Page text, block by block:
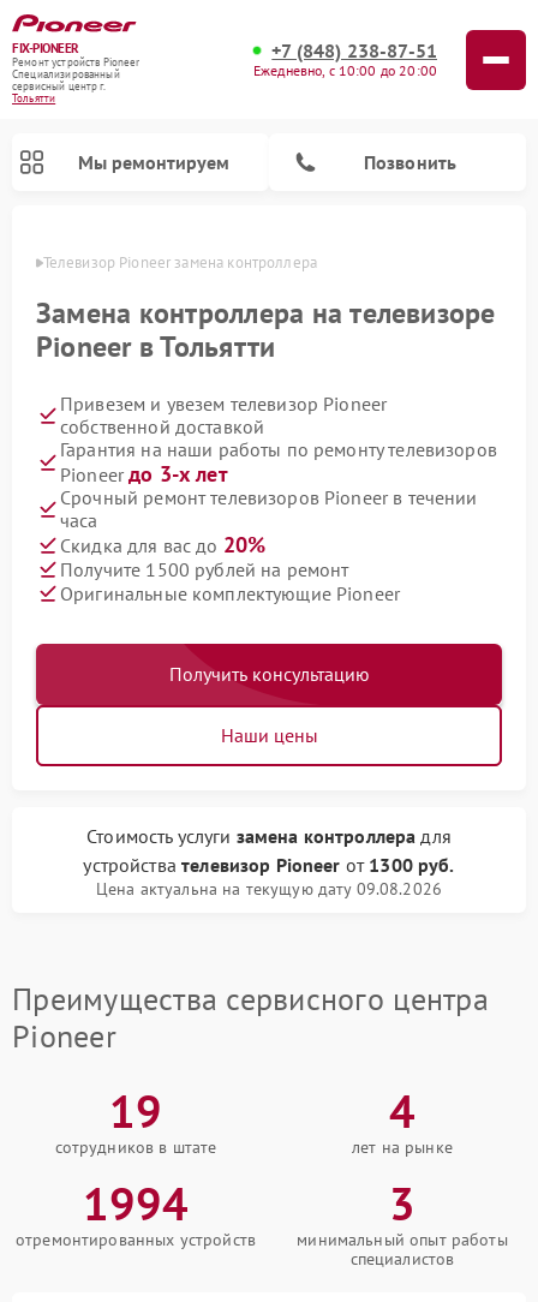
FIX-PIONEER
Ремонт устройств Pioneer
Специализированный
cервисный центр г.
Тольятти
+7 (848) 238-87-51
Ежедневно, с 10:00 до 20:00
Мы ремонтируем Позвонить
Телевизор Pioneer замена контроллера
Замена контроллера на телевизоре
Pioneer в Тольятти
Привезем и увезем телевизор Pioneer
собственной доставкой
Гарантия на наши работы по ремонту телевизоров
Pioneerдо 3-х лет
Срочный ремонт телевизоров Pioneer в течении
часа
Скидка для вас до 20%
Получите 1500 рублей на ремонт
Оригинальные комплектующие Pioneer
Получить консультацию
Наши цены
Стоимость услуги замена контроллера для
устройствателевизор Pioneer от 1300 руб.
Цена актуальна на текущую дату 09.08.2026
Преимущества сервисного центра
Pioneer
19
сотрудников в штате
4
лет на рынке
1994
отремонтированных устройств
3
минимальный опыт работы
специалистов